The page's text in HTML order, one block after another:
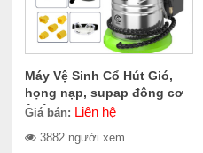
Máy Vệ Sinh Cổ Hút Gió,
họng nạp, supap đông cơ
ô tô CERES CE-300.1400
Giá bán: Liên hệ
3882 người xem